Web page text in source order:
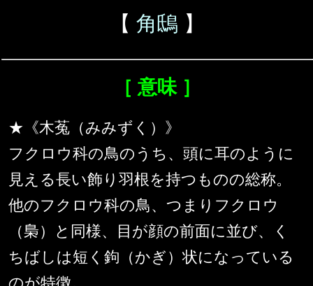
【 角鴟 】
［ 意味 ］
★《木菟（みみずく）》
フクロウ科の鳥のうち、頭に耳のように
見える長い飾り羽根を持つものの総称。
他のフクロウ科の鳥、つまりフクロウ
（梟）と同様、目が顔の前面に並び、く
ちばしは短く鉤（かぎ）状になっている